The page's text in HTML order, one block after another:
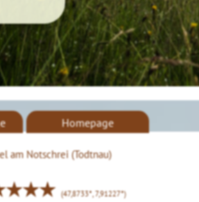
am Notschrei (Todtnau)
Homepage
(47,8733°, 7,91227°)